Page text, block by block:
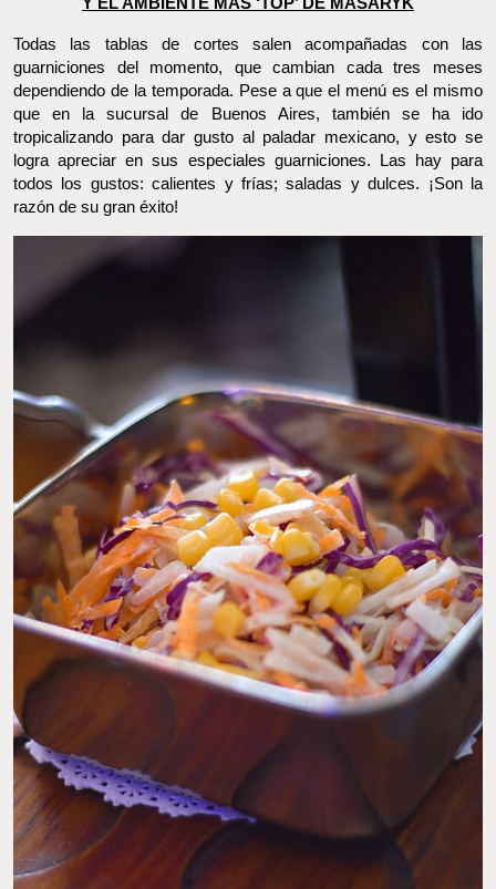
FOTO: FOOD AND PLEASURE©
TE PUEDE INTERESAR: LA VICENTA: PARRILLA, ‘DRINKS’ Y
EL AMBIENTE MÁS ‘TOP’ DE MASARYK
Todas las tablas de cortes salen acompañadas con las
guarniciones del momento, que cambian cada tres meses
dependiendo de la temporada. Pese a que el menú es el mismo
que en la sucursal de Buenos Aires, también se ha ido
tropicalizando para dar gusto al paladar mexicano, y esto se
logra apreciar en sus especiales guarniciones. Las hay para todos
los gustos: calientes y frías; saladas y dulces. ¡Son la razón de su
gran éxito!